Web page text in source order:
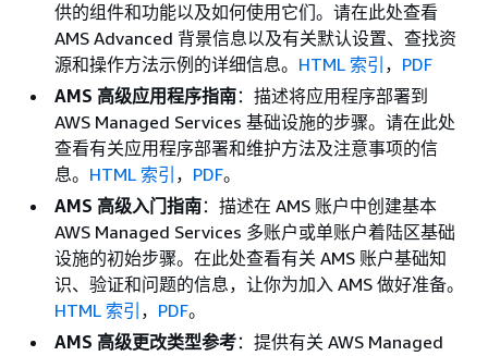
供的组件和功能以及如何使用它们。请在此处查看
AMS Advanced 背景信息以及有关默认设置、查找资
源和操作方法示例的详细信息。 HTML 索引 ， PDF
AMS 高级应用程序指南：描述将应用程序部署到
AWS Managed Services 基础设施的步骤。请在此处
查看有关应用程序部署和维护方法及注意事项的信
息。 HTML 索引 ， PDF。
AMS 高级入门指南：描述在 AMS 账户中创建基本
AWS Managed Services 多账户或单账户着陆区基础
设施的初始步骤。在此处查看有关 AMS 账户基础知
识、验证和问题的信息，让你为加入 AMS 做好准备。
HTML 索引 ， PDF。
AMS 高级更改类型参考：提供有关 AWS Managed